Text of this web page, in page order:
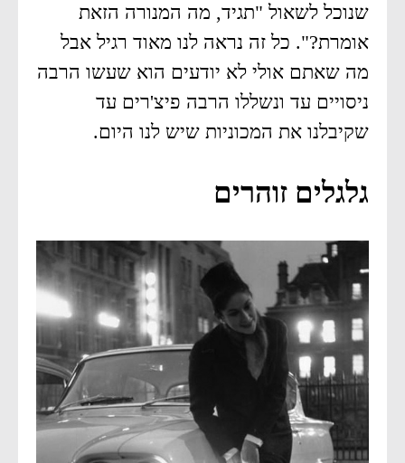
שנוכל לשאול "תגיד, מה המנורה הזאת
אומרת?". כל זה נראה לנו מאוד רגיל אבל
מה שאתם אולי לא יודעים הוא שעשו הרבה
ניסויים עד ונשללו הרבה פיצ'רים עד
שקיבלנו את המכוניות שיש לנו היום.
גלגלים זוהרים